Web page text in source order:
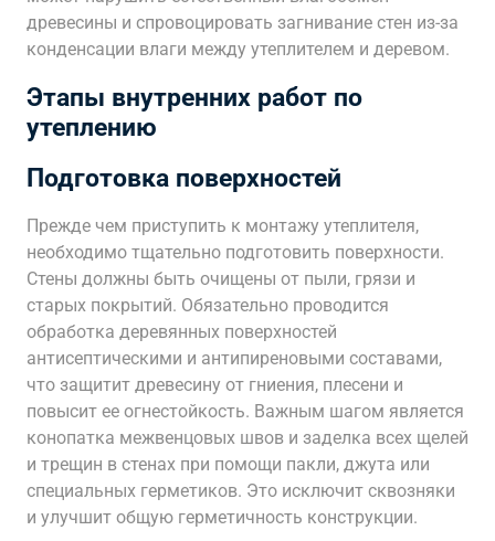
древесины и спровоцировать загнивание стен из-за
конденсации влаги между утеплителем и деревом.
Этапы внутренних работ по
утеплению
Подготовка поверхностей
Прежде чем приступить к монтажу утеплителя,
необходимо тщательно подготовить поверхности.
Стены должны быть очищены от пыли, грязи и
старых покрытий. Обязательно проводится
обработка деревянных поверхностей
антисептическими и антипиреновыми составами,
что защитит древесину от гниения, плесени и
повысит ее огнестойкость. Важным шагом является
конопатка межвенцовых швов и заделка всех щелей
и трещин в стенах при помощи пакли, джута или
специальных герметиков. Это исключит сквозняки
и улучшит общую герметичность конструкции.